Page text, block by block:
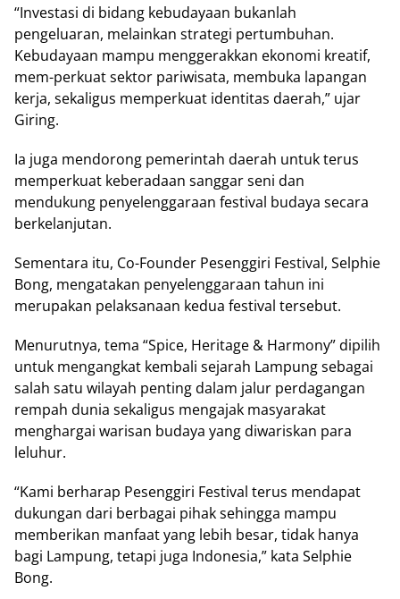
“Investasi di bidang kebudayaan bukanlah
pengeluaran, melainkan strategi pertumbuhan.
Kebudayaan mampu menggerakkan ekonomi kreatif,
mem-perkuat sektor pariwisata, membuka lapangan
kerja, sekaligus memperkuat identitas daerah,” ujar
Giring.
Ia juga mendorong pemerintah daerah untuk terus
memperkuat keberadaan sanggar seni dan
mendukung penyelenggaraan festival budaya secara
berkelanjutan.
Sementara itu, Co-Founder Pesenggiri Festival, Selphie
Bong, mengatakan penyelenggaraan tahun ini
merupakan pelaksanaan kedua festival tersebut.
Menurutnya, tema “Spice, Heritage & Harmony” dipilih
untuk mengangkat kembali sejarah Lampung sebagai
salah satu wilayah penting dalam jalur perdagangan
rempah dunia sekaligus mengajak masyarakat
menghargai warisan budaya yang diwariskan para
leluhur.
“Kami berharap Pesenggiri Festival terus mendapat
dukungan dari berbagai pihak sehingga mampu
memberikan manfaat yang lebih besar, tidak hanya
bagi Lampung, tetapi juga Indonesia,” kata Selphie
Bong.